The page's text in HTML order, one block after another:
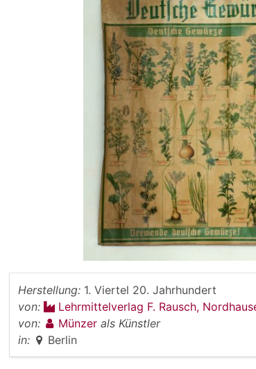
Herstellung: 1. Viertel 20. Jahrhundert
von:
Lehrmittelverlag F. Rausch,
von:
Münzer als Künstler
in:
Berlin